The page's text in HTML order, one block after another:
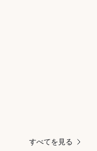
すべてを見る